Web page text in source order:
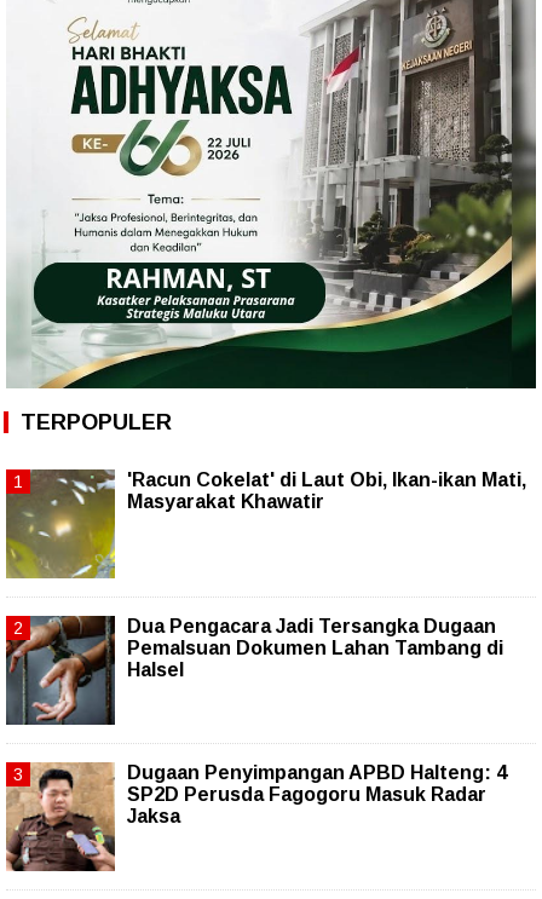
TERPOPULER
'Racun Cokelat' di Laut Obi, Ikan-ikan Mati,
Masyarakat Khawatir
Dua Pengacara Jadi Tersangka Dugaan
Pemalsuan Dokumen Lahan Tambang di
Halsel
Dugaan Penyimpangan APBD Halteng: 4
SP2D Perusda Fagogoru Masuk Radar
Jaksa